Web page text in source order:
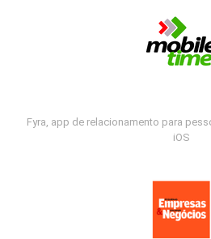
Fyra, app de relacionamento para
iOS